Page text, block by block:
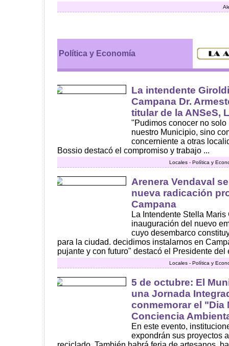
Política y Economía
La intendente
Campana Dr.
titular de la ANSeS,
"Pudimos conocer no
nuestro Municipio, sino
concerniente a otras
Bossio destacó el compromiso y trabajo ...
Locales - Política y
Arenera Vendaval
nueva radicación
Campana
La Intendente Stella
inauguración del nuevo
cuyo desembarco
para la ciudad. decidimos instalarnos en
pujante y con futuro" destacó el Presidente del
Locales - Política y
5 de octubre: El
una Jornada
conmemorar el "Dia
Conciencia
En este evento,
expondrán sus proyectos